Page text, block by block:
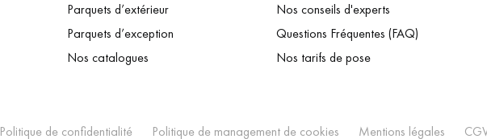
Parquets d’extérieur
Parquets d’exception
Nos catalogues
Nos conseils d'experts
Questions Fréquentes (FAQ)
Nos tarifs de pose
Politique de confidentialité Politique de management de cookies Mentions légales